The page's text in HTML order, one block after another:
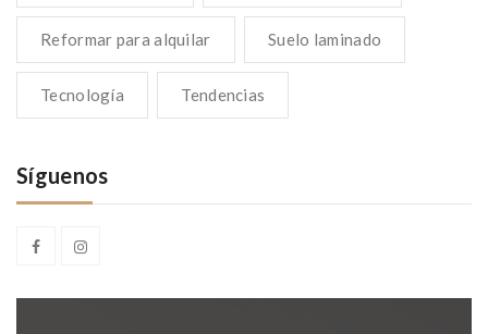
Reformar para alquilar Suelo laminado
Tecnología Tendencias
Síguenos